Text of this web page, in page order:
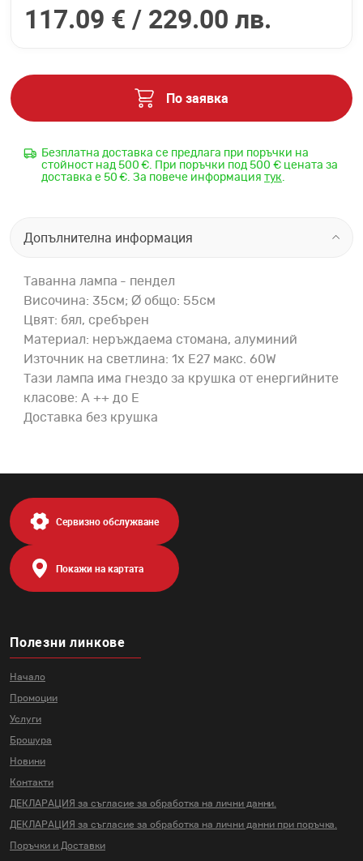
117.09 € / 229.00 лв.
По заявка
Безплатна доставка се предлага при поръчки на
стойност над 500 €. При поръчки под 500 € цената за
доставка е 50 €. За повече информация тук.
Допълнителна информация
Таванна лампа - пендел
​Височина: 35см; Ø общо: 55см
Цвят: бял, сребърен
Материал: неръждаема стомана, алуминий
Източник на светлина: 1x E27 макс. 60W
Тази лампа има гнездо за крушка от енергийните
класове: A ++ до E
Доставка без крушка
Полезни линкове
Начало
Промоции
Услуги
Брошура
Новини
Контакти
ДЕКЛАРАЦИЯ за съгласие за обработка на лични данни.
ДЕКЛАРАЦИЯ за съгласие за обработка на лични данни при поръчка.
Поръчки и Доставки
Сервизно обслужване
Покажи на картата